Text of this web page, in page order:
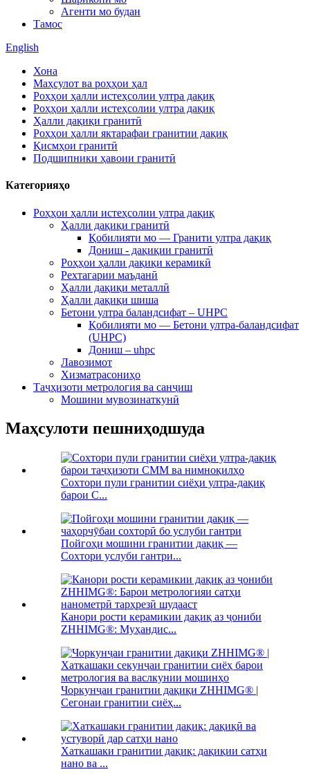
Агенти мо будан
Тамос
English
Хона
Маҳсулот ва роҳҳои ҳал
Роҳҳои ҳалли истеҳсолии ултра дақиқ
Роҳҳои ҳалли истеҳсолии ултра дақиқ
Ҳалли дақиқи гранитӣ
Роҳҳои ҳалли яктарафаи гранитии дақиқ
Қисмҳои гранитӣ
Подшипники ҳавоии гранитӣ
Категорияҳо
Роҳҳои ҳалли истеҳсолии ултра дақиқ
Ҳалли дақиқи гранитӣ
Қобилияти мо — Гранити ултра дақиқ
Дониш - дақиқии гранитӣ
Роҳҳои ҳалли дақиқи керамикӣ
Рехтагарии маъданӣ
Ҳалли дақиқи металлӣ
Ҳалли дақиқи шиша
Бетони ултра баландсифат – UHPC
Қобилияти мо — Бетони ултра-баландсифат
(UHPC)
Дониш – uhpc
Лавозимот
Хизматрасониҳо
Таҷҳизоти метрология ва санҷиш
Мошини мувозинаткунӣ
Маҳсулоти пешниҳодшуда
Сохтори пули гранитии сиёҳи ултра-дақиқ
барои C...
Пойгоҳи мошини гранитии дақиқ —
Сохтори услуби гантри...
Канори рости керамикии дақиқ аз ҷониби
ZHHIMG®: Муҳандис...
Чоркунҷаи гранитии дақиқи ZHHIMG® |
Сегонаи гранитии сиёҳ...
Хаткашаки гранитии дақиқ: дақиқии сатҳи
нано ва ...